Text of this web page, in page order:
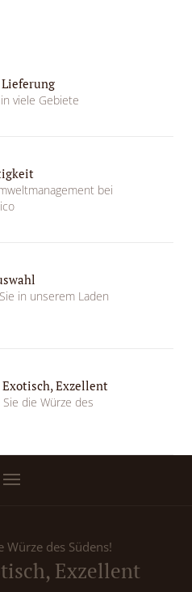
viele Gebiete
bei
in unserem Laden
Exzellent
die Würze des
Würze des Südens!
Exzellent